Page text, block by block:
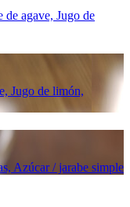
de agave, Jugo de
Jugo de limón,
Azúcar / jarabe simple